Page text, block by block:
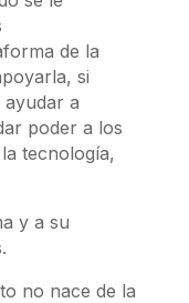
de la
si
a
poder a los
tecnología,
y a su
no nace de la